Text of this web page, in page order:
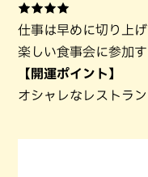
★★★★
仕事は早めに切り上
楽しい食事会に参加
【開運ポイント】
オシャレなレストラン